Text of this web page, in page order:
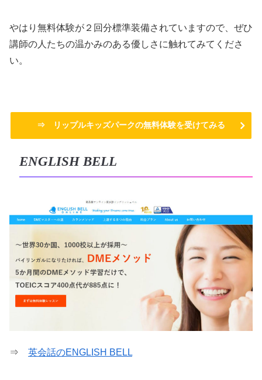
やはり無料体験が２回分標準装備されていますので、ぜひ
講師の人たちの温かみのある優しさに触れてみてくださ
い。
⇒ リップルキッズパークの無料体験を受けてみる
ENGLISH BELL
⇒ 英会話のENGLISH BELL